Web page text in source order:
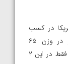
آمریکا در کسب
سهمیه خواهد بود. جان دایکومیهالیس نیز در وزن ۶۵
کیلوگرم برای آمریکا رقابت خواهد کرد. آمریکا فقط در این ۲